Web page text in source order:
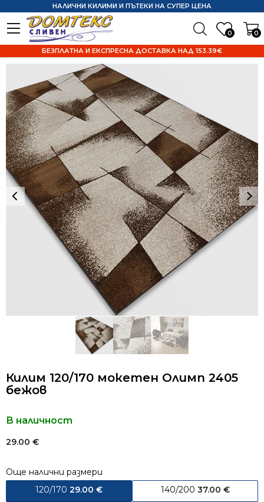
0 0
НАЛИЧНИ КИЛИМИ И ПЪТЕКИ НА СУПЕР ЦЕНА
БЕЗПЛАТНА И ЕКСПРЕСНА ДОСТАВКА НАД 153.39€
Килим 120/170 мокетен Олимп 2405
бежов
В наличност
29.00 €
Още налични размери
120/170 29.00 € 140/200 37.00 €